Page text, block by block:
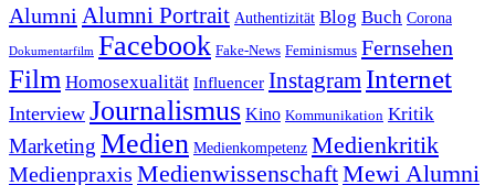
Alumni Alumni Portrait Authentizität Blog Buch Corona
Dokumentarfilm Facebook Fake-News Feminismus Fernsehen
Film Homosexualität Influencer Instagram Internet
Interview Journalismus Kino Kommunikation Kritik
Marketing Medien Medienkompetenz Medienkritik
Medienpraxis MedienwissenschaftMewi Alumni